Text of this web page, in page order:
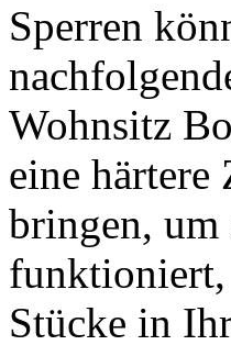
Sperren
Wohnsitz
eine härtere
bringen, um
funktioniert,
Stücke in